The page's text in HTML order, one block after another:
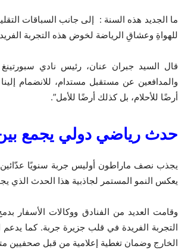
للهواةِ وعشاقِ الرياضة لخوض هذه التجربة
قال السيد جبران عنان، رئيس نادي
والمدافعين عن مستقبل مستدام، للانضمام
أرضًا للأحلام، بل كذلك أرضًا للأمل”.
حدث رياضي دولي يجمع بين
يجذب نصف ماراطون أوليس جربة سنويًا عدّائين
يعكس النمو المستمر لجاذبية هذا الحدث الذي
وقامت العديد من الفنادق ووكالات الأسفار
التجربة الفريدة في قلب جزيرة جربة. كما
الخارج وضمان تغطية إعلامية من قبل صحفيين